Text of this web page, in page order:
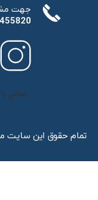
تمام حقوق این سایت
:جهت
تماس